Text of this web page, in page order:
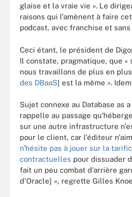
glaise et la vraie vie ». Le
raisons qui l'amènent à faire
podcast, avec franchise et
Ceci étant, le président de
Il constate, pragmatique, que «
nous travaillons de plus en
des DBaaS] est la même ».
Sujet connexe au Database as
rappelle au passage
sur une autre infrastructure
pour le client, car l'éditeur
n'hésite pas à jouer sur la
contractuelles pour dissuader
fait un peu combat d'arrière
d'Oracle] », regrette Gilles